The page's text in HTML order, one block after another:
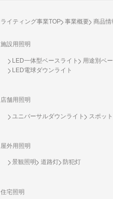
ライティング事業TOP 事業概要 商品情
施設用照明
LED一体型ベースライト
用途別ベ
LED電球ダウンライト
店舗用照明
ユニバーサルダウンライト スポッ
屋外用照明
景観照明 道路灯 防犯灯
住宅照明